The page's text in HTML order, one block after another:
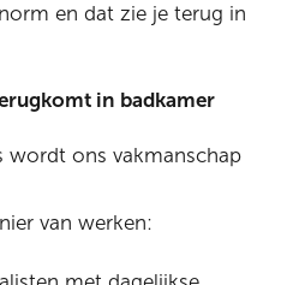
en dat zie je terug in
in badkamer
wordt ons vakmanschap
van werken: